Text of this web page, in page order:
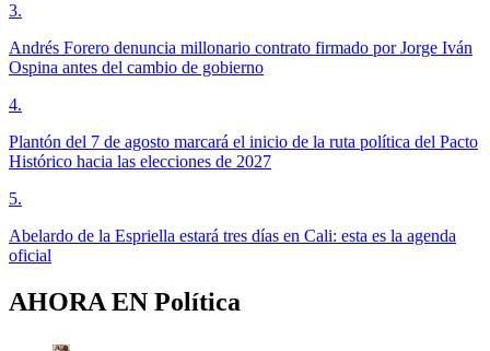
3.
Andrés Forero denuncia millonario contrato firmado por Jorge Iván
Ospina antes del cambio de gobierno
4.
Plantón del 7 de agosto marcará el inicio de la ruta política del Pacto
Histórico hacia las elecciones de 2027
5.
Abelardo de la Espriella estará tres días en Cali: esta es la agenda
oficial
AHORA EN Política